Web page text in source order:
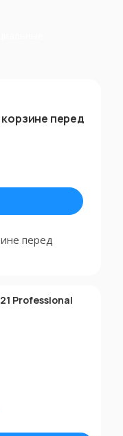
перед
перед
Professional